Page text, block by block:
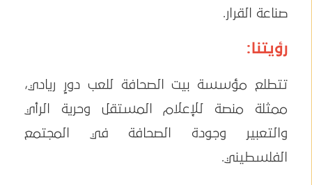
صناعة القرار.
رؤيتنا:
تتطلع مؤسسة بيت الصحافة للعب دورٍ ريادي،
ممثلة منصة للإعلام المستقل وحرية الرأي
والتعبير وجودة الصحافة في المجتمع
الفلسطيني.